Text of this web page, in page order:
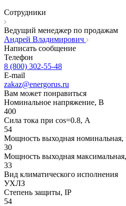
Сотрудники
Ведущий менеджер по продажам
Андрей Владимирович
Написать сообщение
Телефон
8 (800) 302-55-48
E-mail
zakaz@energorus.ru
Вам может понравиться
Номинальное напряжение, В
400
Сила тока при cos=0.8, А
54
Мощность выходная номинальная,
30
Мощность выходная
33
Вид климатического исполнения
УХЛЗ
Степень защиты, IP
54